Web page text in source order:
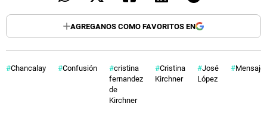
AGREGANOS COMO FAVORITOS EN
Chancalay Confusión
cristina
fernandez
de
Kirchner
Cristina
Kirchner
José
López